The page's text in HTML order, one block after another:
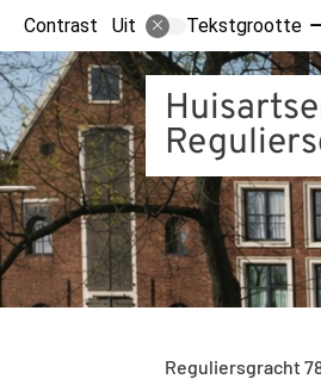
Contrast Uit Tekstgrootte
Reguliersgracht